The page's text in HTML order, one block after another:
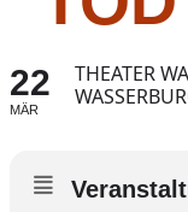
22
MÄR
THEATER